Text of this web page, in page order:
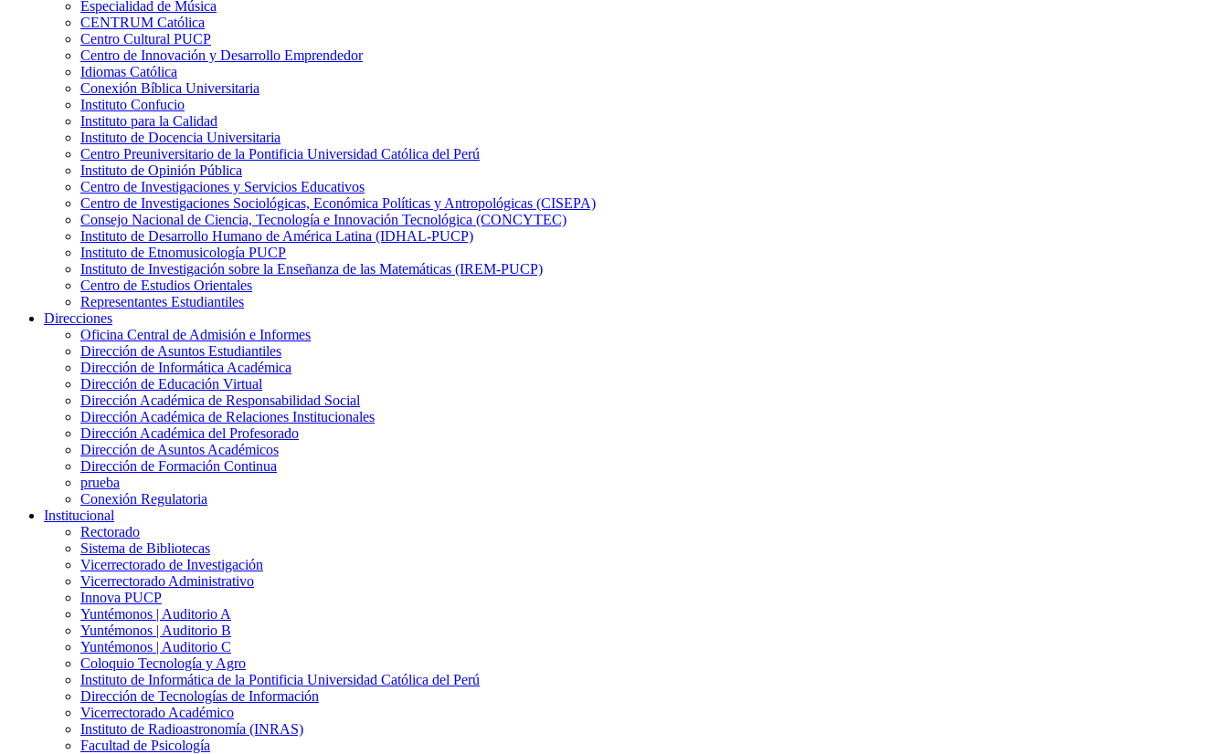
Especialidad de Música
CENTRUM Católica
Centro Cultural PUCP
Centro de Innovación y Desarrollo Emprendedor
Idiomas Católica
Conexión Bíblica Universitaria
Instituto Confucio
Instituto para la Calidad
Instituto de Docencia Universitaria
Centro Preuniversitario de la Pontificia Universidad Católica del Perú
Instituto de Opinión Pública
Centro de Investigaciones y Servicios Educativos
Centro de Investigaciones Sociológicas, Económica Políticas y Antropológicas (CISEPA)
Consejo Nacional de Ciencia, Tecnología e Innovación Tecnológica (CONCYTEC)
Instituto de Desarrollo Humano de América Latina (IDHAL-PUCP)
Instituto de Etnomusicología PUCP
Instituto de Investigación sobre la Enseñanza de las Matemáticas (IREM-PUCP)
Centro de Estudios Orientales
Representantes Estudiantiles
Direcciones
Oficina Central de Admisión e Informes
Dirección de Asuntos Estudiantiles
Dirección de Informática Académica
Dirección de Educación Virtual
Dirección Académica de Responsabilidad Social
Dirección Académica de Relaciones Institucionales
Dirección Académica del Profesorado
Dirección de Asuntos Académicos
Dirección de Formación Continua
prueba
Conexión Regulatoria
Institucional
Rectorado
Sistema de Bibliotecas
Vicerrectorado de Investigación
Vicerrectorado Administrativo
Innova PUCP
Yuntémonos | Auditorio A
Yuntémonos | Auditorio B
Yuntémonos | Auditorio C
Coloquio Tecnología y Agro
Instituto de Informática de la Pontificia Universidad Católica del Perú
Dirección de Tecnologías de Información
Vicerrectorado Académico
Instituto de Radioastronomía (INRAS)
Facultad de Psicología